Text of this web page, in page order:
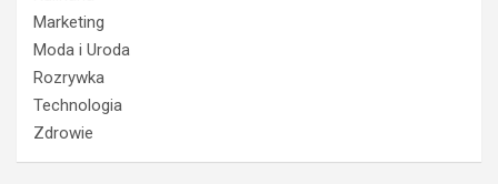
Marketing
Moda i Uroda
Rozrywka
Technologia
Zdrowie